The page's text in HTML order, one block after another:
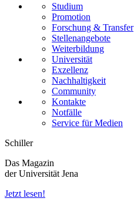
Studium
Promotion
Forschung & Transfer
Stellenangebote
Weiterbildung
Universität
Exzellenz
Nachhaltigkeit
Community
Kontakte
Notfälle
Service für Medien
Schiller
Das Magazin
der Universität Jena
Jetzt lesen!